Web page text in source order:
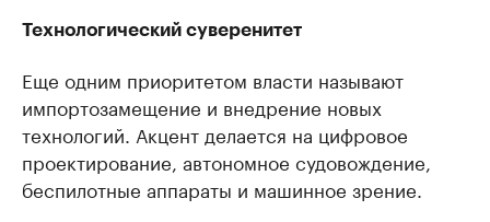
Технологический суверенитет
Еще одним приоритетом власти называют
импортозамещение и внедрение новых
технологий. Акцент делается на цифровое
проектирование, автономное судовождение,
беспилотные аппараты и машинное зрение.